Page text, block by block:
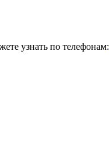
узнать по телефонам: